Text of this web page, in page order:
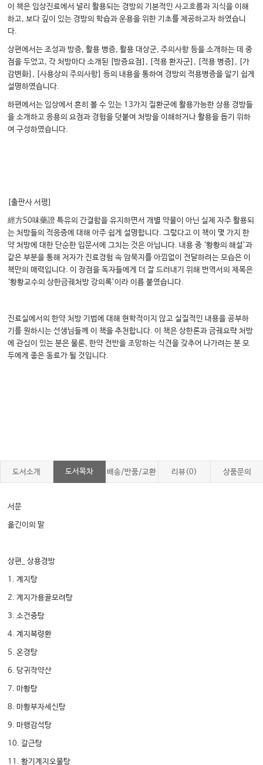
이 책은 임상진료에서 널리 활용되는 경방의 기본적인 사고흐름과 지식을 이해
하고, 보다 깊이 있는 경방의 학습과 운용을 위한 기초를 제공하고자 하였습니
다.
상편에서는 조성과 방증, 활용 병증, 활용 대상군, 주의사항 등을 소개하는 데 중
점을 두었고, 각 처방마다 소개된 [방증요점], [적용 환자군], [적용 병증], [가
감변화], [사용상의 주의사항] 등의 내용을 통하여 경방의 적용병증을 알기 쉽게
설명하였습니다.
하편에서는 임상에서 흔히 볼 수 있는 13가지 질환군에 활용가능한 상용 경방들
을 소개하고 응용의 요점과 경험을 덧붙여 처방을 이해하거나 활용을 돕기 위하
여 구성하였습니다.
[출판사 서평]
經方50味藥證 특유의 간결함을 유지하면서 개별 약물이 아닌 실제 자주 활용되
는 처방들의 적응증에 대해 아주 쉽게 설명합니다. 그렇다고 이 책이 몇 가지 한
약 처방에 대한 단순한 입문서에 그치는 것은 아닙니다. 내용 중 ‘황황의 해설’과
같은 부분을 통해 저자가 진료경험 속 암묵지를 아낌없이 전달하려는 모습은 이
책만의 매력입니다. 이 장점을 독자들에게 더 잘 드러내기 위해 번역서의 제목은
‘황황교수의 상한금궤처방 강의록’이라 이름 붙였습니다.
진료실에서의 한약 처방 기법에 대해 현학적이지 않고 실질적인 내용을 공부하
기를 원하시는 선생님들께 이 책을 추천합니다. 이 책은 상한론과 금궤요략 처방
에 관심이 있는 분은 물론, 한약 전반을 조망하는 식견을 갖추어 나가려는 분 모
두에게 좋은 동료가 될 것입니다.
도서소개 도서목차 배송/반품/교환 리뷰(0) 상품문의
서문
옮긴이의 말
상편_ 상용경방
1. 계지탕
2. 계지가용골모려탕
3. 소건중탕
4. 계지복령환
5. 온경탕
6. 당귀작약산
7. 마황탕
8. 마황부자세신탕
9. 마행감석탕
10. 갈근탕
11. 황기계지오물탕